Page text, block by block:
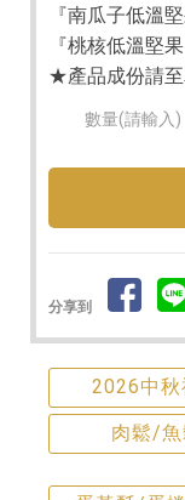
2026中秋
肉鬆/魚
『南瓜子低溫
『桃核低溫堅
★產品成份請至
數量(請輸入)
分享到